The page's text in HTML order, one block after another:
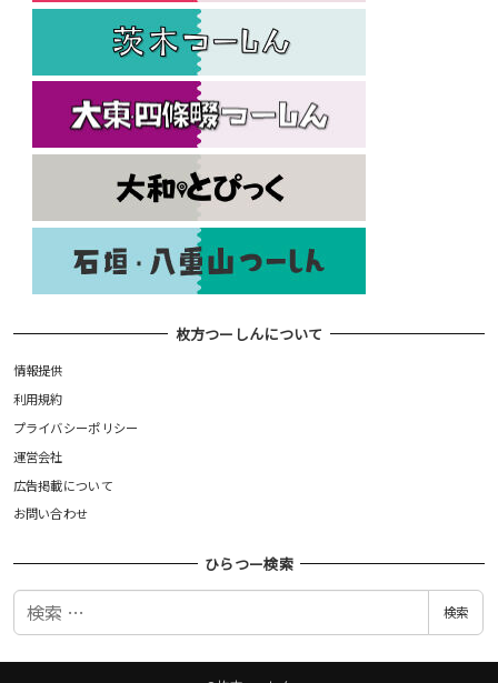
枚方つーしんについて
情報提供
利用規約
プライバシーポリシー
運営会社
広告掲載について
お問い合わせ
ひらつー検索
検
検索